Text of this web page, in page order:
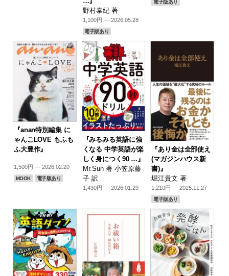
野村泰紀 著
1,100円 — 2026.05.28
電子版あり
電子版あり
『anan特別編集 に
ゃんこLOVE もふも
ふ大豊作』
1,500円 — 2026.02.20
MOOK 電子版あり
『みるみる英語に強
くなる 中学英語が楽
しく身につく90 …』
Mr.Sun 著 小笠原藤
子 訳
1,430円 — 2026.01.29
『あり金は全部使え
(マガジンハウス新
書)』
堀江貴文 著
1,210円 — 2025.11.27
電子版あり